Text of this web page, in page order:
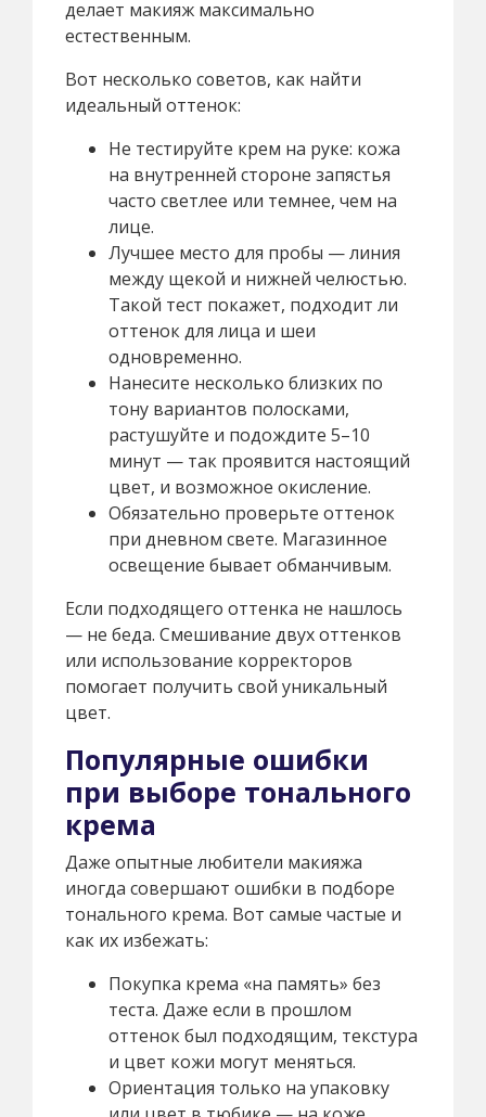
делает макияж максимально
естественным.
Вот несколько советов, как найти
идеальный оттенок:
Не тестируйте крем на руке: кожа
на внутренней стороне запястья
часто светлее или темнее, чем на
лице.
Лучшее место для пробы — линия
между щекой и нижней челюстью.
Такой тест покажет, подходит ли
оттенок для лица и шеи
одновременно.
Нанесите несколько близких по
тону вариантов полосками,
растушуйте и подождите 5–10
минут — так проявится настоящий
цвет, и возможное окисление.
Обязательно проверьте оттенок
при дневном свете. Магазинное
освещение бывает обманчивым.
Если подходящего оттенка не нашлось
— не беда. Смешивание двух оттенков
или использование корректоров
помогает получить свой уникальный
цвет.
Популярные ошибки
при выборе тонального
крема
Даже опытные любители макияжа
иногда совершают ошибки в подборе
тонального крема. Вот самые частые и
как их избежать:
Покупка крема «на память» без
теста. Даже если в прошлом
оттенок был подходящим, текстура
и цвет кожи могут меняться.
Ориентация только на упаковку